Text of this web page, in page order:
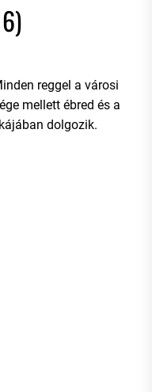
reggel a városi
mellett ébred és a
dolgozik.